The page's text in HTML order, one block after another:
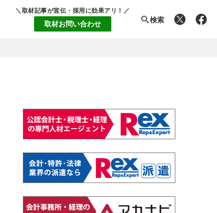
＼取材記事が宣伝・採用に効果アリ！／
取材お問い合わせ 検索